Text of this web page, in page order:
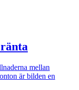
mellan
är bilden en